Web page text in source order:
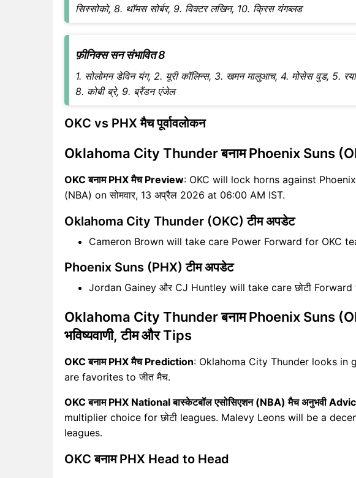
सिस्सोको, 8. थॉमस सोर्बर, 9. विक्टर लखिन, 10. क्रिस यंगब्लड
फ़ीनिक्स सन संभावित 8
1. सोलोमन डेविन यंग, 2. यूरी कॉलिन्स, 3. खमन मालुआच, 4. मोसेस वुड, 5.
8. कोबी ब्रे, 9. ब्रैंडन एंजेल
OKC vs PHX मैच पूर्वावलोकन
Oklahoma City Thunder बनाम Phoenix Suns
OKC बनाम PHX मैच Preview: OKC will lock horns against Phoenix
(NBA) on सोमवार, 13 अप्रैल 2026 at 06:00 AM IST.
Oklahoma City Thunder (OKC) टीम अपडेट
Cameron Brown will take care Power Forward for OKC
Phoenix Suns (PHX) टीम अपडेट
Jordan Gainey और CJ Huntley will take care छोटी
Oklahoma City Thunder बनाम Phoenix Suns
भविष्यवाणी, टीम और Tips
OKC बनाम PHX मैच Prediction: Oklahoma City Thunder looks in
are favorites to जीत मैच.
OKC बनाम PHX National बास्केटबॉल एसोसिएशन (NBA) मैच अनुभवी
multiplier choice for छोटी leagues. Malevy Leons will be a
leagues.
OKC बनाम PHX Head to Head